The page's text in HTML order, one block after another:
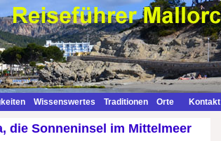
Wissenswertes Traditionen Orte Kontakt
die Sonneninsel im Mittelmeer